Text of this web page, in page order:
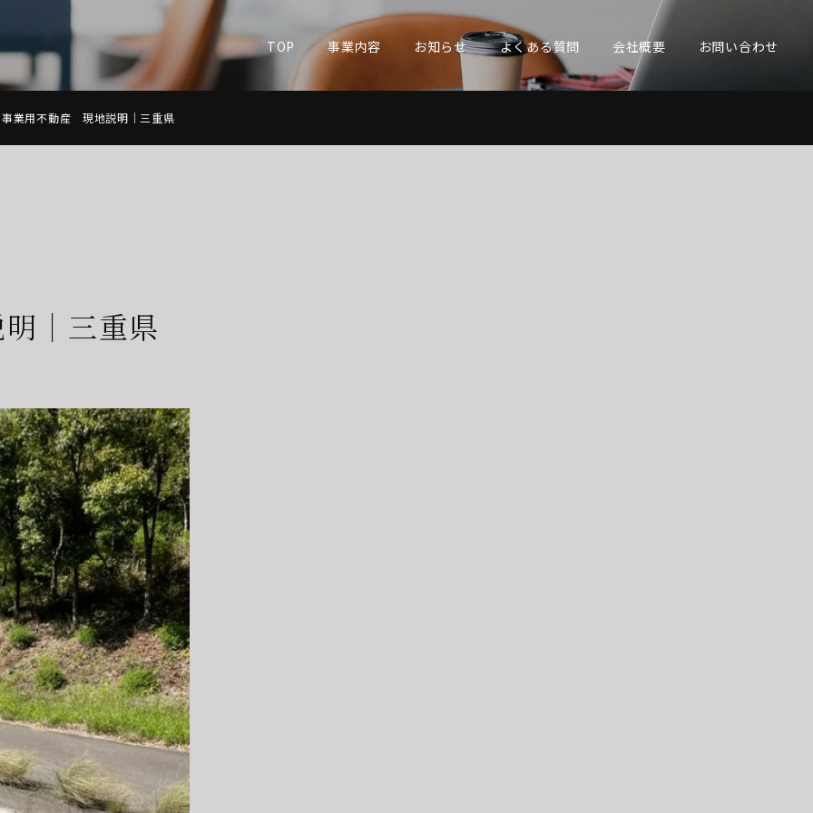
TOP 事業内容 お知らせ よくある質問 会社概要 お問い合わせ
事業用不動産 現地説明｜三重県
｜三重県